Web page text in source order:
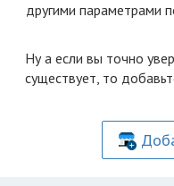
другими параметрами
Ну а если вы точно
существует, то